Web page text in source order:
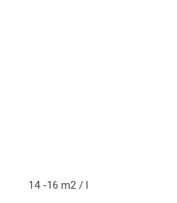
14 -16 m2 / l